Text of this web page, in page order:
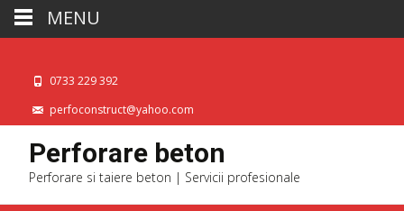
0733 229 392
perfoconstruct@yahoo.com
Perforare beton
Perforare si taiere beton | Servicii profesionale
MENU